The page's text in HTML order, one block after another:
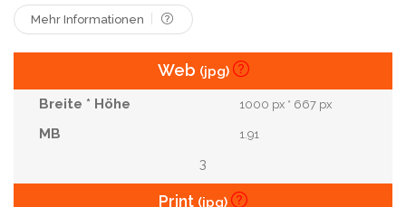
Afro-Amerikaner Clubber
Mehr Informationen
Web (jpg)
1000 px * 667 px
1.91
3
Print (jpg)